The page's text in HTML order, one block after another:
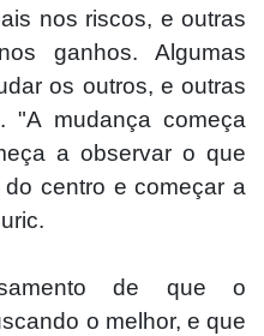
nos riscos, e outras
ganhos. Algumas
os outros, e outras
"A mudança começa
a observar o que
centro e começar a
de que o
o melhor, e que